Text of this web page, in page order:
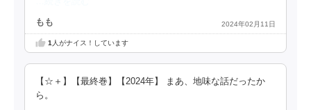
もも 2024年02月11日
1 人がナイス！しています
【☆＋】【最終巻】【2024年】 まあ、地味な話だったか
ら。